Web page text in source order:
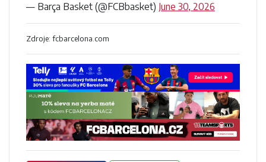
— Barça Basket (@FCBbasket) June 30, 2026
Zdroje: fcbarcelona.com